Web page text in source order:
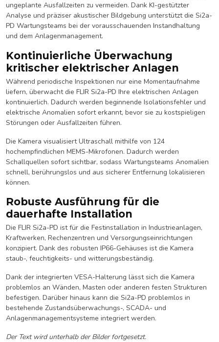
ungeplante Ausfallzeiten zu vermeiden. Dank KI-gestützter
Analyse und präziser akustischer Bildgebung unterstützt die Si2a-
PD Wartungsteams bei der vorausschauenden Instandhaltung
und dem Anlagenmanagement.
Kontinuierliche Überwachung
kritischer elektrischer Anlagen
Während periodische Inspektionen nur eine Momentaufnahme
liefern, überwacht die FLIR Si2a-PD Ihre elektrischen Anlagen
kontinuierlich. Dadurch werden beginnende Isolationsfehler und
elektrische Anomalien sofort erkannt, bevor sie zu kostspieligen
Störungen oder Ausfallzeiten führen.
Die Kamera visualisiert Ultraschall mithilfe von 124
hochempfindlichen MEMS-Mikrofonen. Dadurch werden
Schallquellen sofort sichtbar, sodass Wartungsteams Anomalien
schnell, berührungslos und aus sicherer Entfernung lokalisieren
können.
Robuste Ausführung für die
dauerhafte Installation
Die FLIR Si2a-PD ist für die Festinstallation in Industrieanlagen,
Kraftwerken, Rechenzentren und Versorgungseinrichtungen
konzipiert. Dank des robusten IP66-Gehäuses ist die Kamera
staub-, feuchtigkeits- und witterungsbeständig.
Dank der integrierten VESA-Halterung lässt sich die Kamera
problemlos an Wänden, Masten oder anderen festen Strukturen
befestigen. Darüber hinaus kann die Si2a-PD problemlos in
bestehende Zustandsüberwachungs-, SCADA- und
Anlagenmanagementsysteme integriert werden.
Der Text wird unterhalb der Bilder fortgesetzt.